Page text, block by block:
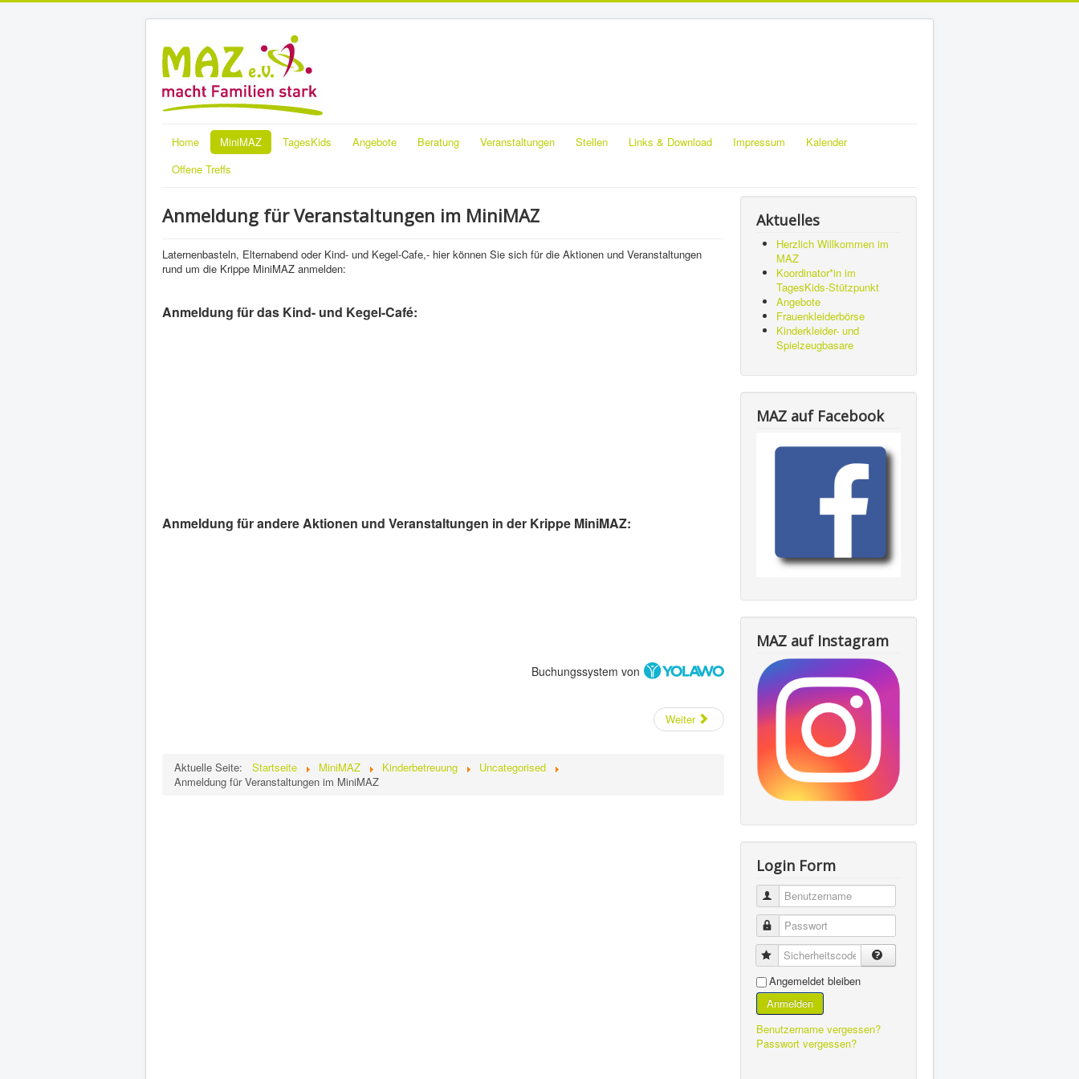
Home MiniMAZ TagesKids Angebote Beratung Veranstaltungen Stellen Links & Download Impressum
Kalender
Offene Treffs
Anmeldung für Veranstaltungen im MiniMAZ
Laternenbasteln, Elternabend oder Kind- und Kegel-Cafe,- hier können Sie sich für die Aktionen und Veranstaltungen
rund um die Krippe MiniMAZ anmelden:
Anmeldung für das Kind- und Kegel-Café:
Anmeldung für andere Aktionen und Veranstaltungen in der Krippe MiniMAZ:
Buchungssystem von
Weiter
Aktuelle Seite: Startseite MiniMAZ Kinderbetreuung
Uncategorised
Anmeldung für Veranstaltungen im MiniMAZ
Aktuelles
Herzlich Willkommen im
MAZ
Koordinator*in im
TagesKids-Stützpunkt
Angebote
Frauenkleiderbörse
Kinderkleider- und
Spielzeugbasare
MAZ auf Facebook
MAZ auf Instagram
Login Form
Benutzername
Passwort
Sicherheitscode
Angemeldet bleiben
Anmelden
Benutzername vergessen?
Passwort vergessen?